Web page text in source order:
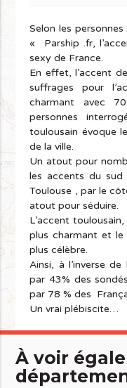
Selon les
« Parship .fr,
sexy de France.
En effet, l’accent
suffrages pour
charmant avec
personnes
toulousain évoque
de la ville.
Un atout pour
les accents du sud
Toulouse , par le
atout pour séduire.
L’accent
plus charmant et
plus célèbre.
Ainsi, à l’inverse
par 43% des
par 78 % des
Un vrai plébiscite…
À voir